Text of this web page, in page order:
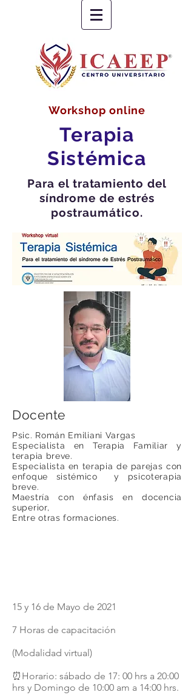
Workshop online
Terapia
Sistémica
Para el tratamiento del
síndrome de estrés
postraumático.
Docente
Psic. Román Emiliani Vargas
Especialista en Terapia Familiar y
terapia breve.
Especialista en terapia de parejas con
enfoque sistémico y psicoterapia
breve.
Maestría con énfasis en docencia
superior,
Entre otras formaciones.
15 y 16 de Mayo de 2021
7 Horas de capacitación
(Modalidad virtual)
⏰Horario: sábado de 17: 00 hrs a 20:00
hrs y Domingo de 10:00 am a 14:00 hrs.